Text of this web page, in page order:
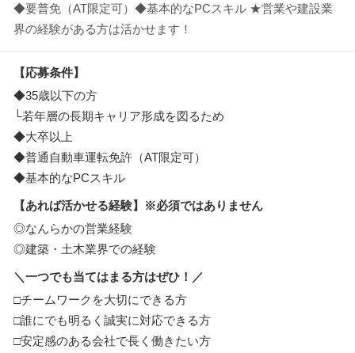
◆要普免（AT限定可）◆基本的なPCスキル ★営業や建設業
界の経験がある方は活かせます！
【応募条件】
◆35歳以下の方
└若年層の長期キャリア形成を図るため
◆大卒以上
◆普通自動車運転免許（AT限定可）
◆基本的なPCスキル
【あれば活かせる経験】※必須ではありません
◎なんらかの営業経験
◎建築・土木業界での経験
＼一つでも当てはまる方はぜひ！／
□チームワークを大切にできる方
□誰にでも明るく誠実に対応できる方
□安定感のある会社で長く働きたい方